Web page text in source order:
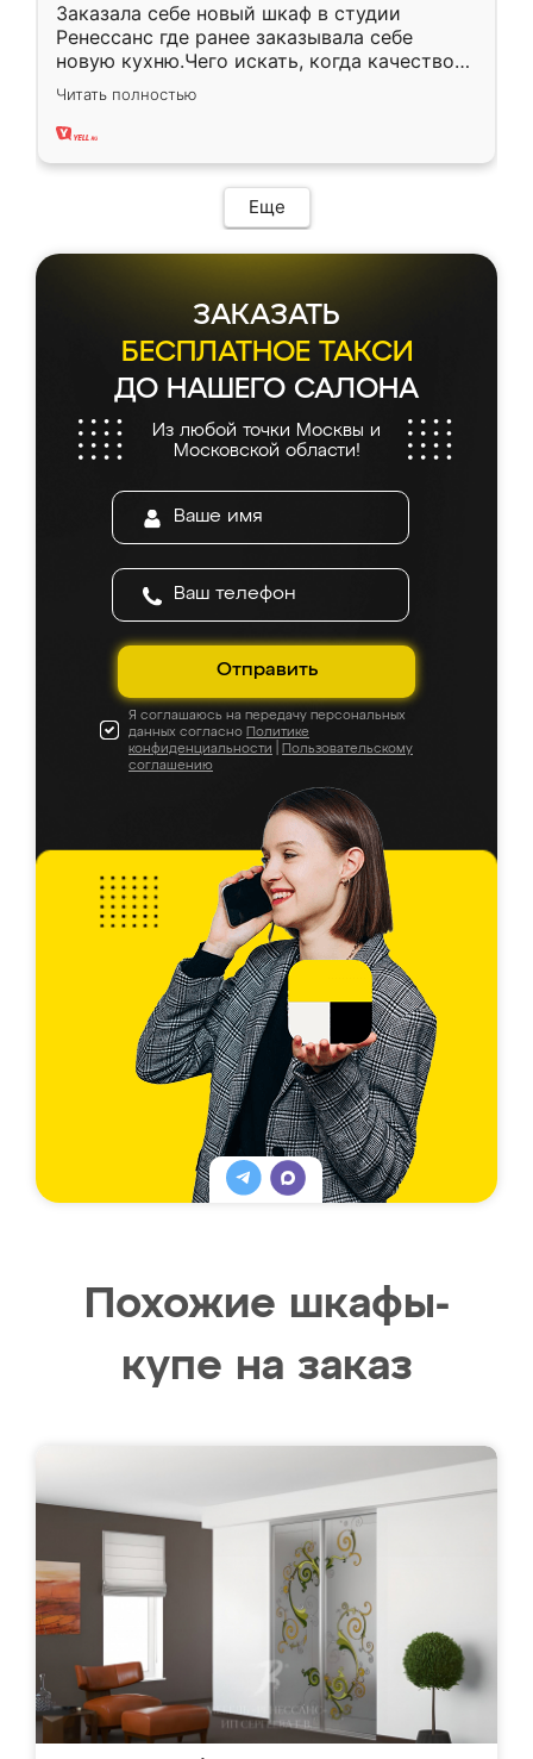
Заказала себе новый шкаф в студии
Ренессанс где ранее заказывала себе
новую кухню.Чего искать, когда качеством
вполне довольна. Служит кухня уже почти
два года, нареканий нет.
Читать полностью
Еще
ЗАКАЗАТЬ
БЕСПЛАТНОЕ ТАКСИ
ДО НАШЕГО САЛОНА
Из любой точки Москвы и
Московской области!
Отправить
Я соглашаюсь на передачу персональных
данных согласно Политике
конфиденциальности
Пользовательскому
соглашению
Похожие шкафы-
купе на заказ